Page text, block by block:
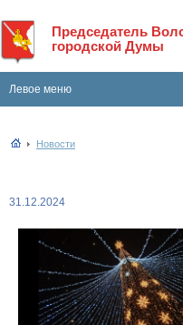
Председатель
городской Думы
Левое меню
Новости
31.12.2024